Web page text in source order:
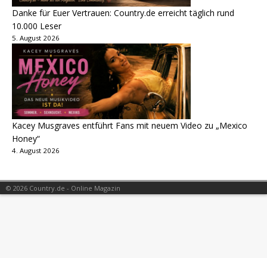
Danke für Euer Vertrauen: Country.de erreicht täglich rund
10.000 Leser
5. August 2026
Kacey Musgraves entführt Fans mit neuem Video zu „Mexico
Honey“
4. August 2026
© 2026 Country.de - Online Magazin